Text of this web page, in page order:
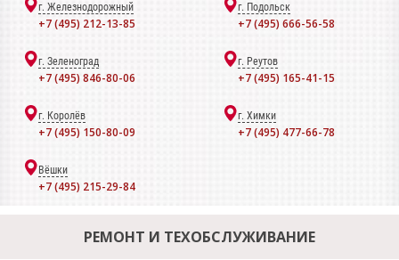
г. Железнодорожный
+7 (495) 212-13-85
г. Подольск
+7 (495) 666-56-58
г. Зеленоград
+7 (495) 846-80-06
г. Реутов
+7 (495) 165-41-15
г. Королёв
+7 (495) 150-80-09
г. Химки
+7 (495) 477-66-78
Вёшки
+7 (495) 215-29-84
РЕМОНТ И ТЕХОБСЛУЖИВАНИЕ